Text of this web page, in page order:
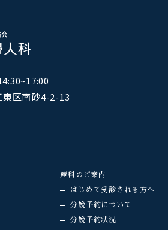
東区南砂4-2-13
産科のご案内
はじめて受診される方へ
分娩予約について
分娩予約状況